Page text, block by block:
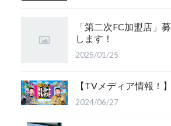
「第二次FC加盟店」
します！
2025/01/25
【TVメディア情報！】
2024/06/27